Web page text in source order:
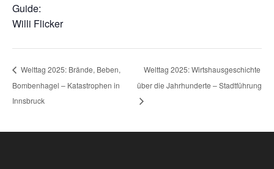
Guide:
Willi Flicker
Welttag 2025: Brände, Beben,
Bombenhagel – Katastrophen in
Innsbruck
Welttag 2025: Wirtshausgeschichte
über die Jahrhunderte – Stadtführung